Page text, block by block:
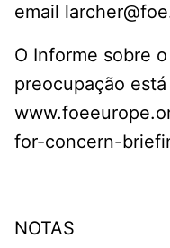
email
O Informe sobre
preocupação
for-concern-
NOTAS